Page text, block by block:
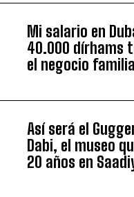
Mi salario en
40.000 dírhams
el negocio
Así será el
Dabi, el museo
20 años en